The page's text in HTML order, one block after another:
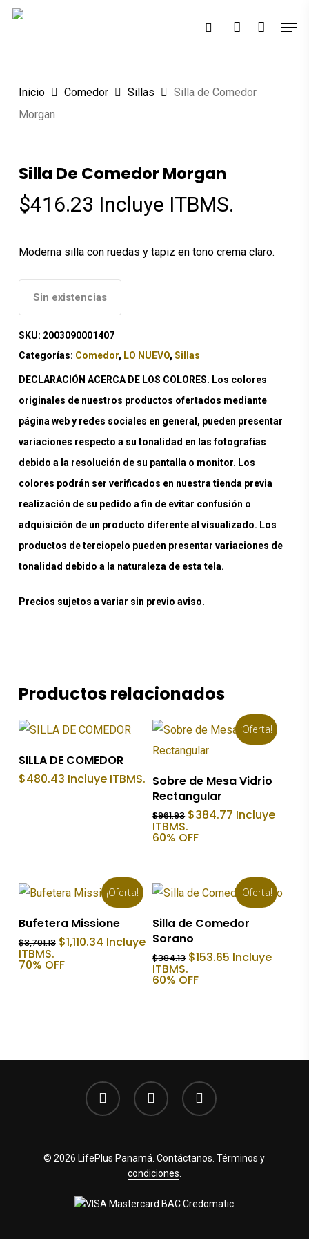
Skip
searchaccount
Inicio Comedor Sillas
Silla de Comedor
Morgan
Silla De Comedor Morgan
$416.23 Incluye ITBMS.
Moderna silla con ruedas y tapiz en tono crema claro.
Sin existencias
SKU: 2003090001407
Categorías: Comedor, LO NUEVO, Sillas
DECLARACIÓN ACERCA DE LOS COLORES. Los colores
originales de nuestros productos ofertados mediante
página web y redes sociales en general, pueden presentar
variaciones respecto a su tonalidad en las fotografías
debido a la resolución de su pantalla o monitor. Los
colores podrán ser verificados en nuestra tienda previa
realización de su pedido a fin de evitar confusión o
adquisición de un producto diferente al visualizado. Los
productos de terciopelo pueden presentar variaciones de
tonalidad debido a la naturaleza de esta tela.
Precios sujetos a variar sin previo aviso.
Productos relacionados
Añadir Al Carrito
SILLA DE COMEDOR
$480.43 Incluye ITBMS.
¡Oferta!
Añadir Al Carrito
Sobre de Mesa Vidrio
Rectangular
$961.93 El
precio
original
$384.77 El
precio
Incluye
ITBMS.
60% OFF
¡Oferta!
Añadir Al Carrito
Bufetera Missione
$3,701.13 El
precio
original
$1,110.34El
precio
Incluye
ITBMS.
70% OFF
¡Oferta!
Añadir Al Carrito
Silla de Comedor
Sorano
$384.13 El
original
$153.65 El
precio
Incluye
ITBMS.
60% OFF
facebook youtube instagram
© 2026 LifePlus Panamá.Contáctanos .Términos y
condiciones